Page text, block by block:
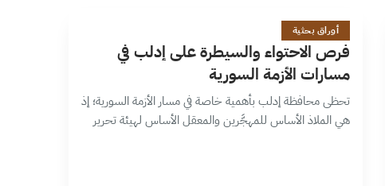
ف
17 دقائق
أوراق بحثية
فرص الاحتواء والسيطرة على إدلب في
مسارات الأزمة السورية
تحظى محافظة إدلب بأهمية خاصة في مسار الأزمة السورية؛ إذ
هي الملاذ الأساس للمهجَّرين والمعقل الأساس لهيئة تحرير